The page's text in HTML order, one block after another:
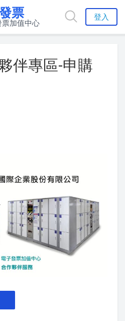
票
票加值中心
登入
伴專區-申購